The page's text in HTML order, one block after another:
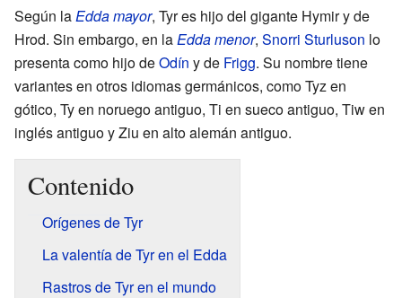
Según laEdda mayor, Tyr es hijo del gigante Hymir y de
Hrod. Sin embargo, en laEdda menor, Snorri Sturluson lo
presenta como hijo deOdín y de Frigg. Su nombre tiene
variantes en otros idiomas germánicos, como Tyz en
gótico, Ty en noruego antiguo, Ti en sueco antiguo, Tiw en
inglés antiguo y Ziu en alto alemán antiguo.
Contenido
Orígenes de Tyr
La valentía de Tyr en el Edda
Rastros de Tyr en el mundo